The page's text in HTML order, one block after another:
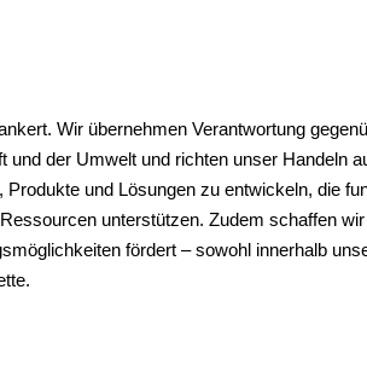
Wir übernehmen Verantwortung
und der Umwelt und richten unser Handeln
und Lösungen zu entwickeln, die
unterstützen. Zudem schaffen
fördert – sowohl innerhalb